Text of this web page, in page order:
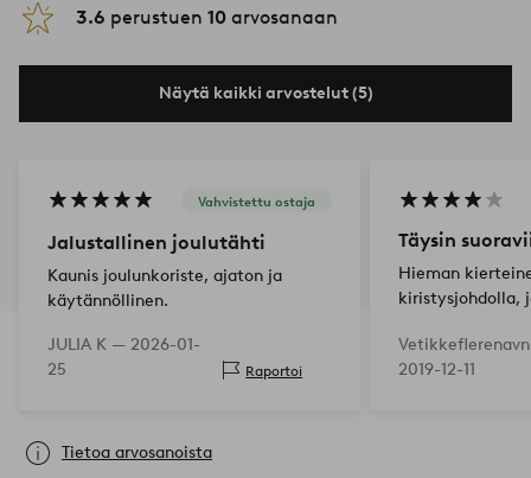
3.6 perustuen 10 arvosanaan
Näytä kaikki arvostelut (5)
Vahvistettu ostaja
Jalustallinen joulutähti
Kaunis joulunkoriste, ajaton ja
käytännöllinen.
JULIA K — 2026-01-
25
Raportoi
Täysin
Hieman
kiristysjohdolla,
ulkopuolella.
hienolla valolla.
2019-12-11
Tietoa arvosanoista